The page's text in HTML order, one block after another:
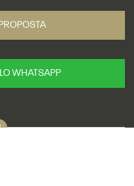
WHATSAPP